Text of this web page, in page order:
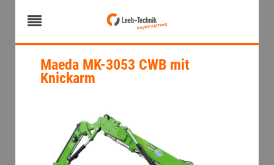
Maeda MK-3053 CWB mit
Knickarm